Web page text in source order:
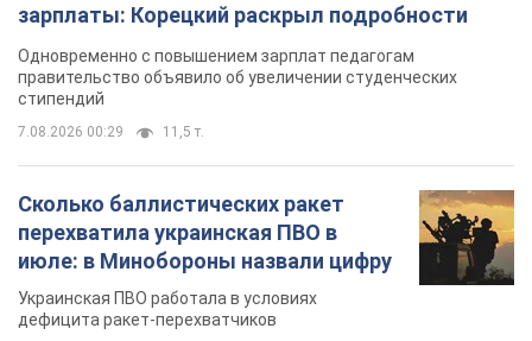
зарплаты: Корецкий раскрыл подробности
Одновременно с повышением зарплат педагогам
правительство объявило об увеличении студенческих
стипендий
7.08.2026 00:29 11,5 т.
Сколько баллистических ракет
перехватила украинская ПВО в
июле: в Минобороны назвали цифру
Украинская ПВО работала в условиях
дефицита ракет-перехватчиков